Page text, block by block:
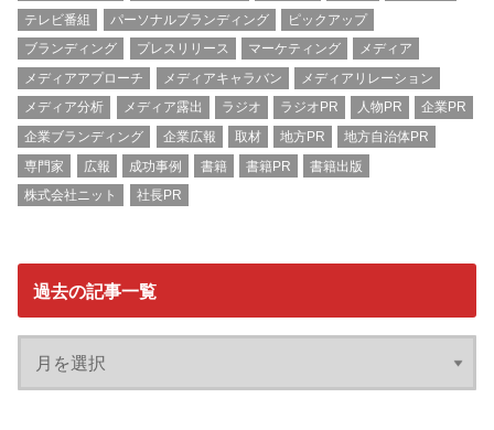
テレビ番組
パーソナルブランディング
ピックアップ
ブランディング
プレスリリース マーケティング
メディア
メディアアプローチ
メディアキャラバン
メディアリレーション
メディア分析
メディア露出 ラジオ ラジオPR 人物PR
企業PR
企業ブランディング
企業広報 取材 地方PR
地方自治体PR
専門家
広報 成功事例 書籍 書籍PR
書籍出版
株式会社ニット
社長PR
過去の記事一覧